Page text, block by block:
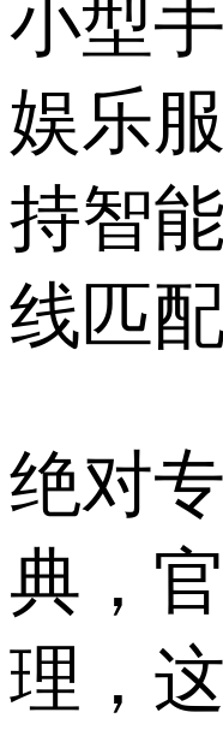
小型
娱乐
持智
线匹
绝对
典，
理，